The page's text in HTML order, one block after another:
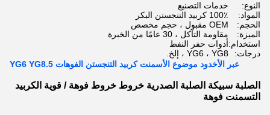
النوع:
خدمات التصنيع
المواد:
100٪ كربيد التنجستن البكر
الحجم:
OEM مقبول ، حجم مخصص
الميزة:
مقاومة التآكل ، 30 عامًا من الخبرة
استخدام:أدوات حفر النفط
درجات:
YG6 ، YG8 ، إلخ.
عبر الأخدود موضوع الأسمنت كربيد التنجستن الفوهات YG6 YG8.5
الصلبة سبيكة الصلبة الصدرية خروط خروط فوهة / قوية الكربيد
التسمنت فوهة